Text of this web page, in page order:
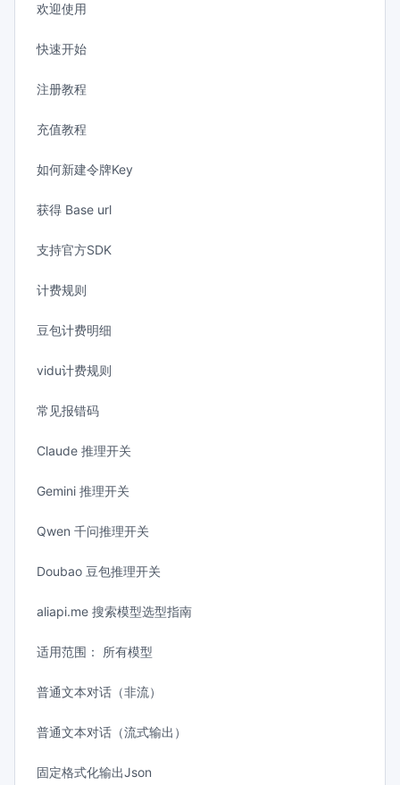
欢迎使用
快速开始
注册教程
充值教程
如何新建令牌Key
获得 Base url
支持官方SDK
计费规则
豆包计费明细
vidu计费规则
常见报错码
Claude 推理开关
Gemini 推理开关
Qwen 千问推理开关
Doubao 豆包推理开关
aliapi.me 搜索模型选型指南
适用范围： 所有模型
普通文本对话（非流）
普通文本对话（流式输出）
固定格式化输出Json